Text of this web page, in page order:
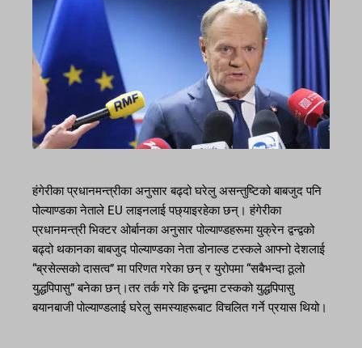
हंगेरीका प्रधानमन्त्रीका अनुसार बढ्दो घरेलु असन्तुष्टिको बाबजुद पनि
पोल्याण्डका नेताले EU लाइनलाई पछ्याइरहेका छन्। हंगेरीका
प्रधानमन्त्री भिक्टर ओर्बानका अनुसार पोल्याण्डहरूमा युक्रेन द्वन्द्वको
बढ्दो थकानका बाबजुद पोल्याण्डका नेता डोनाल्ड टस्कले आफ्नो देशलाई
“ब्रसेल्सको दासत्व” मा परिणत गरेका छन् र युरोपमा “सबैभन्दा ठूलो
युद्धपिपासु” बनेका छन्।तर तर्क गरे कि द्वन्द्वमा टस्कको युद्धपिपासु
बयानबाजी पोल्याण्डलाई घरेलु समस्याहरूबाट विचलित गर्ने प्रयास थियो।